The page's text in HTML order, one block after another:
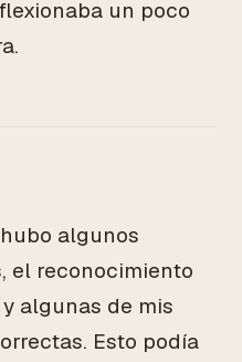
un poco
algunos
el reconocimiento
algunas de mis
Esto podía